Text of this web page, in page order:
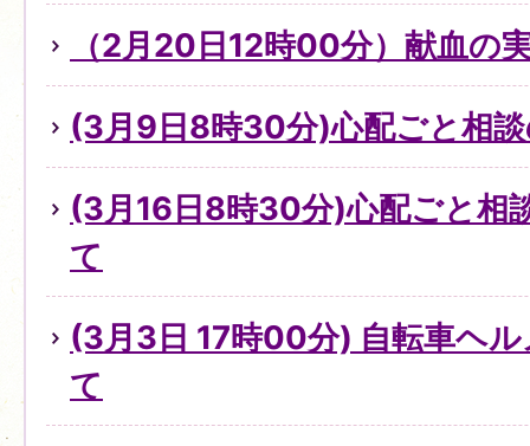
（2月20日12時00分）献血の
(3月9日8時30分)心配ごと相
(3月16日8時30分)心配ごと相
て
(3月3日 17時00分) 自転車ヘ
て